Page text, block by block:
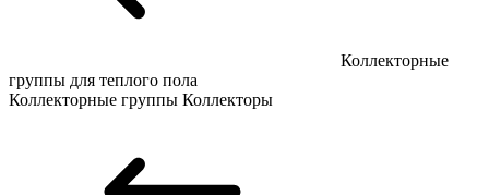
Коллекторные
группы для теплого пола
Коллекторные группы Коллекторы